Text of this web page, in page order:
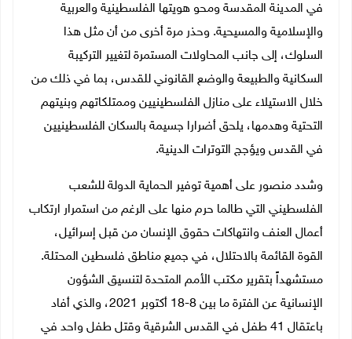
في المدينة المقدسة ومحو هويتها الفلسطينية والعربية
والإسلامية والمسيحية. وحذر مرة أخرى من أن مثل هذا
السلوك، إلى جانب المحاولات المستمرة لتغيير التركيبة
السكانية والطبيعة والوضع القانوني للقدس، بما في ذلك من
خلال الاستيلاء على منازل الفلسطينيين وممتلكاتهم وبنيتهم
التحتية وهدمها، يلحق أضرارا جسيمة بالسكان الفلسطينيين
في القدس ويؤجج التوترات الدينية.
وشدد منصور على أهمية توفير الحماية الدولة للشعب
الفلسطيني التي طالما حرم منها على الرغم من استمرار ارتكاب
أعمال العنف وانتهاكات حقوق الإنسان من قبل إسرائيل،
القوة القائمة بالاحتلال، في جميع مناطق فلسطين المحتلة.
مستشهداً بتقرير مكتب الأمم المتحدة لتنسيق الشؤون
الإنسانية عن الفترة ما بين 8-18 أكتوبر 2021، والذي أفاد
باعتقال 41 طفل في القدس الشرقية وقتل طفل واحد في